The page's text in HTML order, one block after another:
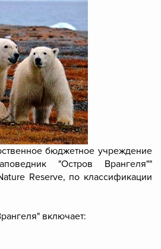
бюджетное учреждение
"Остров Врангеля""
Reserve, по классификации
включает: